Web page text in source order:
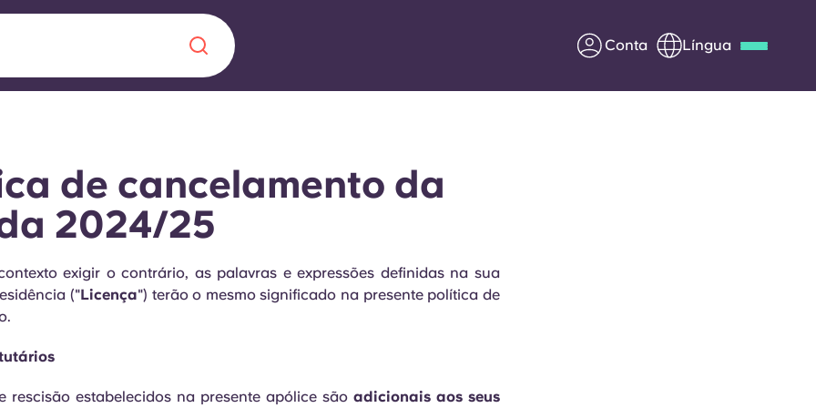
Conta Língua
nova
a inovação, a
Sobre nós
Parceria com a Yugo
Perguntas frequentes
de cancelamento da
2024/25
exigir o contrário, as palavras e expressões definidas na sua
("Licença") terão o mesmo significado na presente política de
rescisão estabelecidos na presente apólice são adicionais aos seus